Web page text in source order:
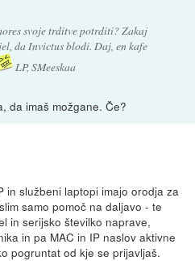
svoje trditve potrditi? Zakaj
da Invictus blodi. Daj, en kafe
LP, SMeeskaa
da imaš možgane. Če?
in službeni laptopi imajo orodja za
samo pomoč na daljavo - te
in serijsko številko naprave,
in pa MAC in IP naslov aktivne
pogruntat od kje se prijavljaš.